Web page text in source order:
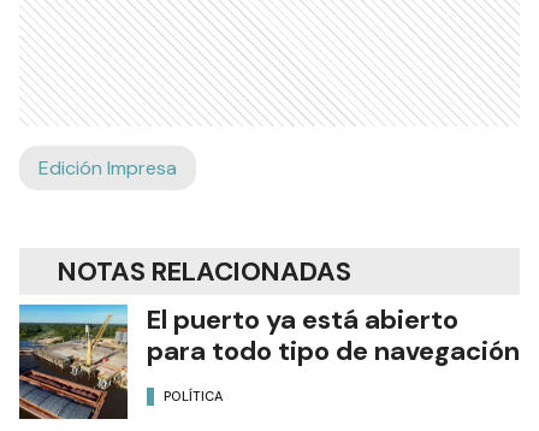
Edición Impresa
NOTAS RELACIONADAS
El puerto ya está abierto
para todo tipo de navegación
POLÍTICA